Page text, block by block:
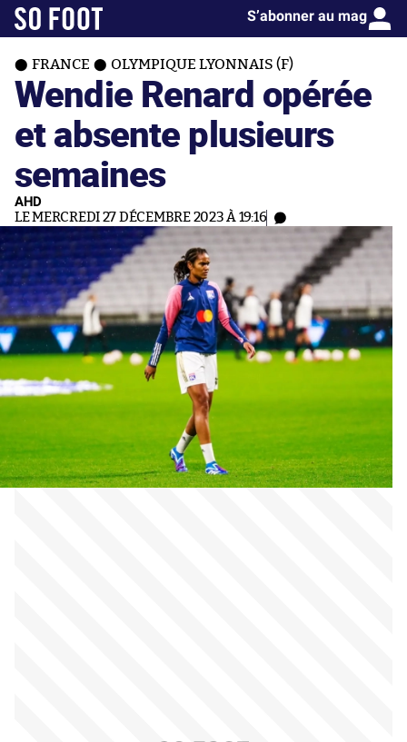
S’abonner au mag
FRANCE OLYMPIQUE LYONNAIS (F)
Wendie Renard opérée
et absente plusieurs
semaines
AHD
LE MERCREDI 27 DÉCEMBRE 2023 À 19:16